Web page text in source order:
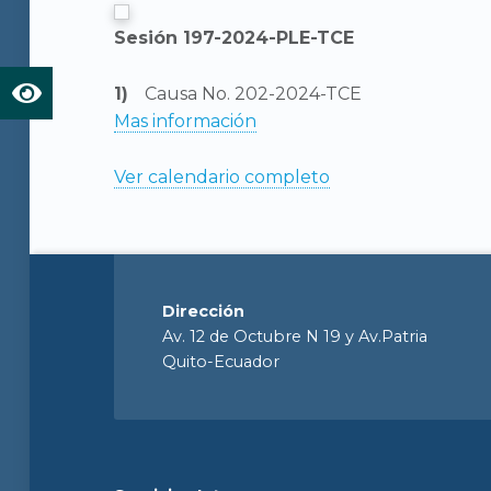
Sesión 197-2024-PLE-TCE
Causa No. 202-2024-TCE
Mas información
Ver calendario completo
Dirección
Av. 12 de Octubre N 19 y Av.Patria
Quito-Ecuador